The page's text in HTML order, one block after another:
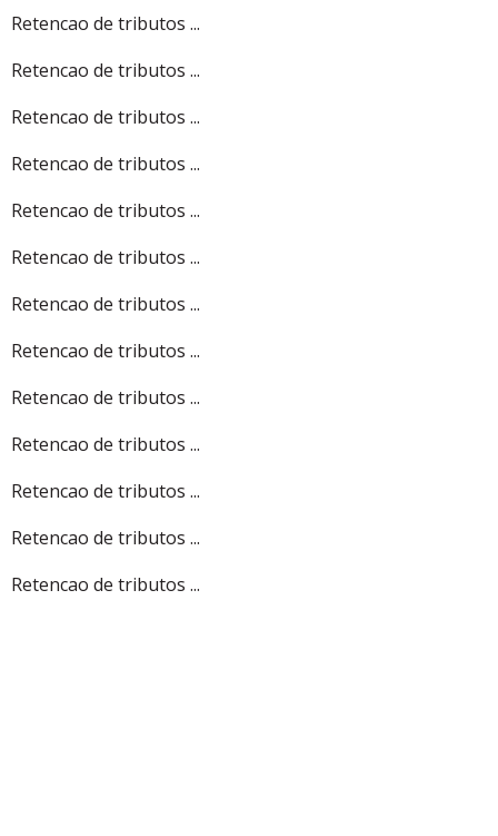
Retencao de tributos ...
Retencao de tributos ...
Retencao de tributos ...
Retencao de tributos ...
Retencao de tributos ...
Retencao de tributos ...
Retencao de tributos ...
Retencao de tributos ...
Retencao de tributos ...
Retencao de tributos ...
Retencao de tributos ...
Retencao de tributos ...
Retencao de tributos ...